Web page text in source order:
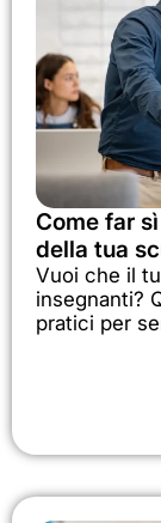
Come far
della tua
Vuoi che il
insegnanti?
pratici per